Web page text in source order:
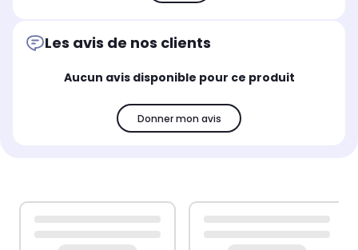
Les avis de nos clients
Aucun avis disponible pour ce produit
Donner mon avis